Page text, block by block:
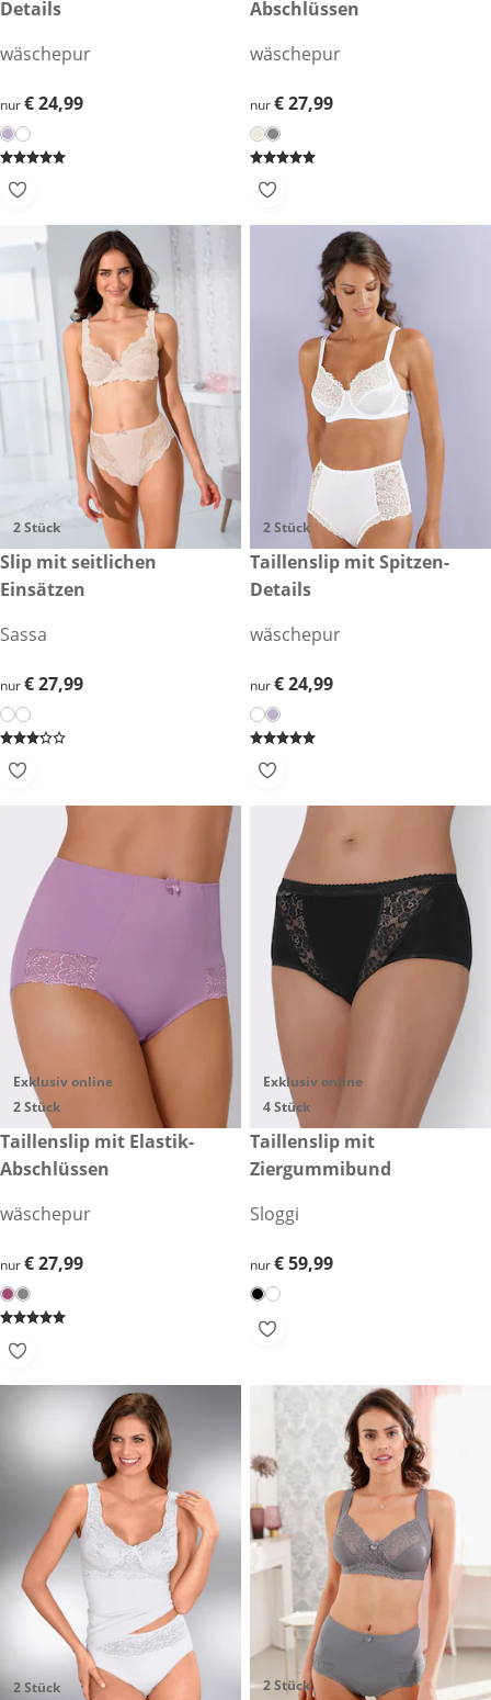
Details
wäschepur
€ 24,99
nur€ 24,99
Abschlüssen
wäschepur
€ 27,99
nur€ 27,99
2 Stück
€ 27,99
Slip mit seitlichen
Einsätzen
Sassa
€ 27,99
nur€ 27,99
2 Stück
€ 24,99
Taillenslip mit Spitzen-
Details
wäschepur
€ 24,99
nur€ 24,99
Exklusiv online
2 Stück
€ 27,99
Taillenslip mit Elastik-
Abschlüssen
wäschepur
€ 27,99
nur€ 27,99
Exklusiv online
4 Stück
€ 59,99
Taillenslip mit
Ziergummibund
Sloggi
€ 59,99
nur€ 59,99
2 Stück 2 Stück